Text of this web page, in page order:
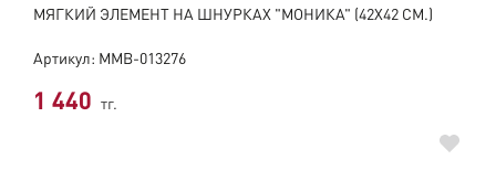
МЯГКИЙ ЭЛЕМЕНТ НА ШНУРКАХ "МОНИКА" (42Х42 СМ.)
Артикул: ММВ-013276
1 440 тг.